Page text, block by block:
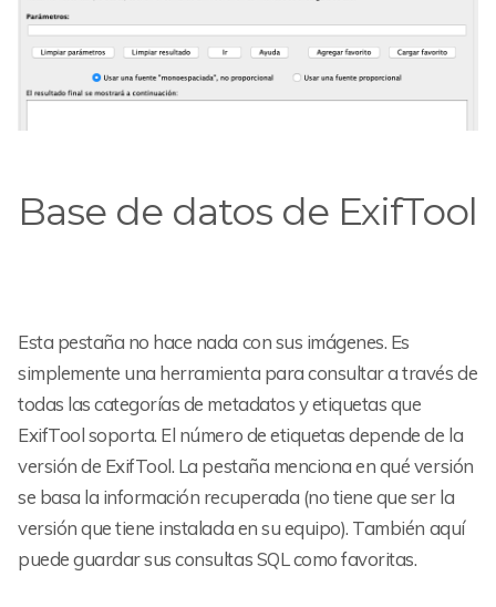
Base de datos de ExifTool
Esta pestaña no hace nada con sus imágenes. Es
simplemente una herramienta para consultar a través de
todas las categorías de metadatos y etiquetas que
ExifTool soporta. El número de etiquetas depende de la
versión de ExifTool. La pestaña menciona en qué versión
se basa la información recuperada (no tiene que ser la
versión que tiene instalada en su equipo). También aquí
puede guardar sus consultas SQL como favoritas.